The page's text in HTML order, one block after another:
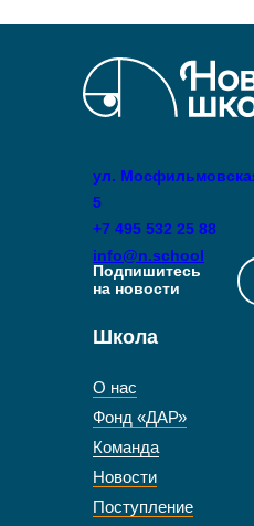
Школа
О нас
Фонд «ДАР»
Команда
Новости
Поступление
Подпишитесь
на новости
ул.
5
+7 495 532 25 88
info@n.school